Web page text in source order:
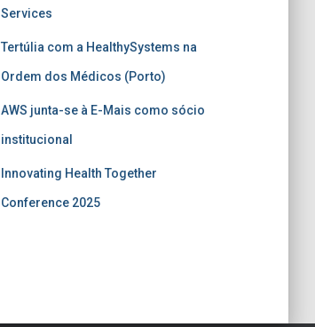
Services
Tertúlia com a HealthySystems na
Ordem dos Médicos (Porto)
AWS junta-se à E-Mais como sócio
institucional
Innovating Health Together
Conference 2025